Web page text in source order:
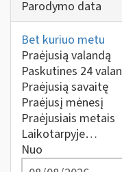
Parodymo data
Bet kuriuo metu
Praėjusią valandą
Paskutines 24
Praėjusią savaitę
Praėjusį mėnesį
Praėjusiais metais
Laikotarpyje…
Nuo